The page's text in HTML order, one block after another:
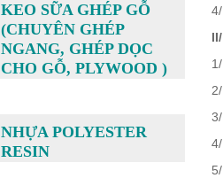
KEO SỮA GHÉP GỖ
(CHUYÊN GHÉP
NGANG, GHÉP DỌC
CHO GỖ, PLYWOOD )
NHỰA POLYESTER
RESIN